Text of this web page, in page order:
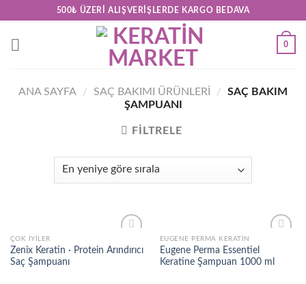
content
500₺ ÜZERI ALIŞVERIŞLERDE KARGO BEDAVA
0
ANA SAYFA / SAÇ BAKIMI ÜRÜNLERİ /
SAÇ BAKIM
ŞAMPUANI
FILTRELE
Add to
wishlist
ÇOK İYILER
Zenix Keratin · Protein Arındırıcı
Saç Şampuanı
EUGENE PERMA KERATIN
Eugene Perma Essentiel
Keratine Şampuan 1000 ml